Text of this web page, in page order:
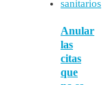
Anular
las
citas
que